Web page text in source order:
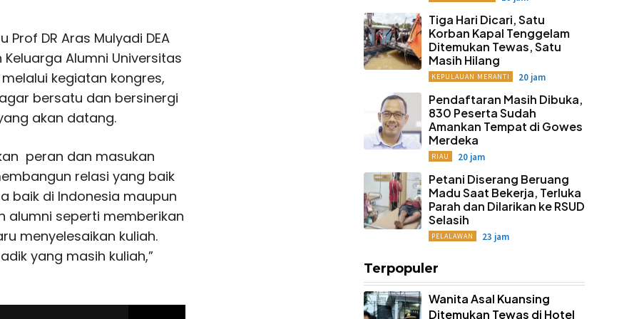
DR Aras Mulyadi DEA
Alumni Universitas
kegiatan kongres,
bersatu dan bersinergi
akan datang.
peran dan masukan
relasi yang baik
baik di Indonesia maupun
alumni seperti memberikan
menyelesaikan kuliah.
yang masih kuliah,”
Tiga Hari Dicari, Satu
Korban Kapal Tenggelam
Ditemukan Tewas, Satu
Masih Hilang
KEPULAUAN MERANTI 20 jam
Pendaftaran Masih Dibuka,
830 Peserta Sudah
Amankan Tempat di Gowes
Merdeka
RIAU 20 jam
Petani Diserang Beruang
Madu Saat Bekerja, Terluka
Parah dan Dilarikan ke RSUD
Selasih
PELALAWAN 23 jam
Terpopuler
Wanita Asal Kuansing
Ditemukan Tewas di Hotel